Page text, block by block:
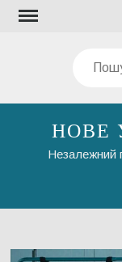
Перейти
Пошук
НОВЕ
Незалежний